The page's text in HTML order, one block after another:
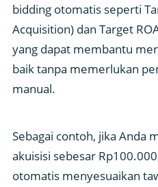
bidding otomatis seperti
Acquisition) dan Target
yang dapat membantu
baik tanpa memerlukan
manual.
Sebagai contoh, jika Anda
akuisisi sebesar
otomatis menyesuaikan